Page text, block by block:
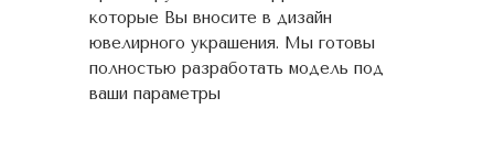
которые Вы вносите в дизайн
ювелирного украшения. Мы готовы
полностью разработать модель под
ваши параметры